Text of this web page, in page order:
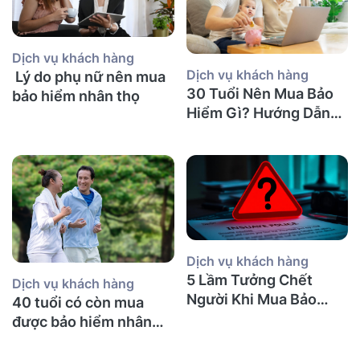
Dịch vụ khách hàng
Lý do phụ nữ nên mua
bảo hiểm nhân thọ
Dịch vụ khách hàng
30 Tuổi Nên Mua Bảo
Hiểm Gì? Hướng Dẫn
Dịch vụ khách hàng
40 tuổi có còn mua
được bảo hiểm nhân
Dịch vụ khách hàng
5 Lầm Tưởng Chết
Người Khi Mua Bảo